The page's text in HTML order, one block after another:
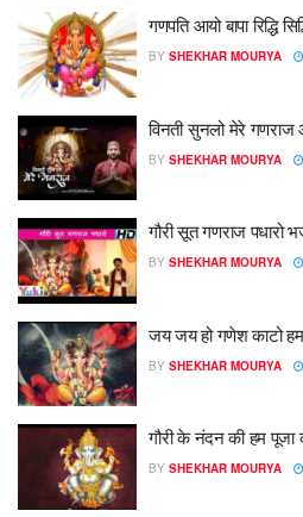
गणपति आयो बापा रिद्धि
BY SHEKHAR MOURYA
विनती सुनलो मेरे
BY SHEKHAR MOURYA
गौरी सूत गणराज पधारो
BY SHEKHAR MOURYA
जय जय हो गणेश काटो
BY SHEKHAR MOURYA
गौरी के नंदन की हम
BY SHEKHAR MOURYA